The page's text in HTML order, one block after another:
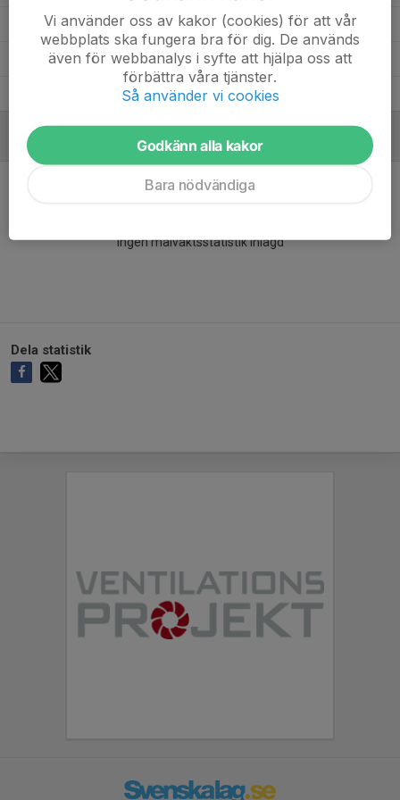
Elise Janse 21 0 0
Elise Hederberg 22 0 0
16
MÅLVAKTER
Ingen målvaktsstatistik inlagd
Dela statistik
Vi använder oss av kakor (cookies) för att vår
webbplats ska fungera bra för dig. De används
även för webbanalys i syfte att hjälpa oss att
förbättra våra tjänster.
Så använder vi cookies
Godkänn alla kakor
Bara nödvändiga